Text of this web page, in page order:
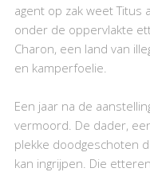
agent op zak weet Titus
onder de oppervlakte
Charon, een land van
en kamperfoelie.
Een jaar na de
vermoord. De dader,
plekke doodgeschoten
kan ingrijpen. Die